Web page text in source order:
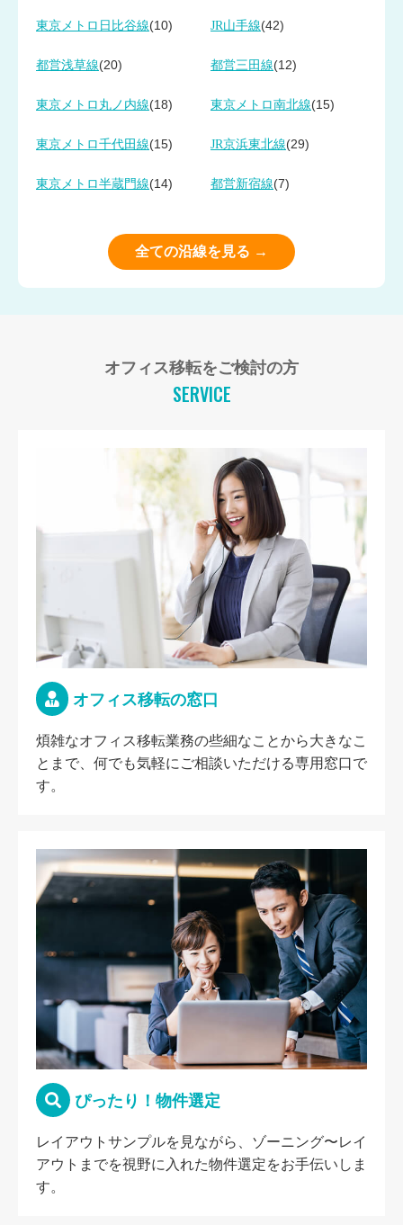
東京メトロ日比谷線(10) JR山手線(42)
都営浅草線(20) 都営三田線(12)
東京メトロ丸ノ内線(18) 東京メトロ南北線(15)
東京メトロ千代田線(15) JR京浜東北線(29)
東京メトロ半蔵門線(14) 都営新宿線(7)
全ての沿線を見る →
オフィス移転をご検討の方
SERVICE
オフィス移転の窓口
煩雑なオフィス移転業務の些細なことから大きなこ
とまで、何でも気軽にご相談いただける専用窓口で
す。
ぴったり！物件選定
レイアウトサンプルを見ながら、ゾーニング〜レイ
アウトまでを視野に入れた物件選定をお手伝いしま
す。